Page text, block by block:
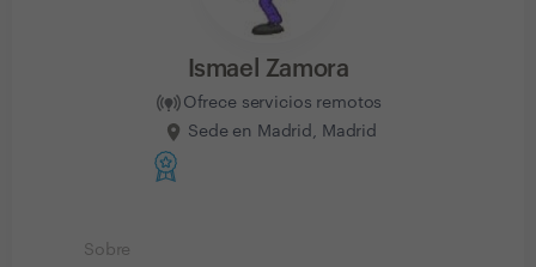
Ismael Zamora
Ofrece servicios remotos
Sede en Madrid, Madrid
Sobre